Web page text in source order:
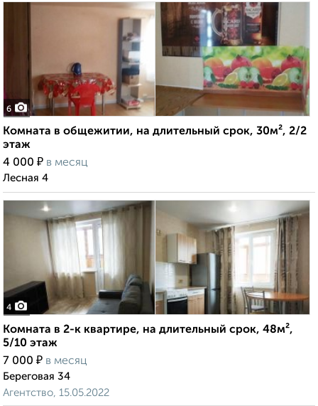
6
Комната в общежитии, на длительный срок, 30м², 2/2
этаж
4 000 ₽ в месяц
Лесная 4
4
Комната в 2-к квартире, на длительный срок, 48м²,
5/10 этаж
7 000 ₽ в месяц
Береговая 34
Агентство, 15.05.2022